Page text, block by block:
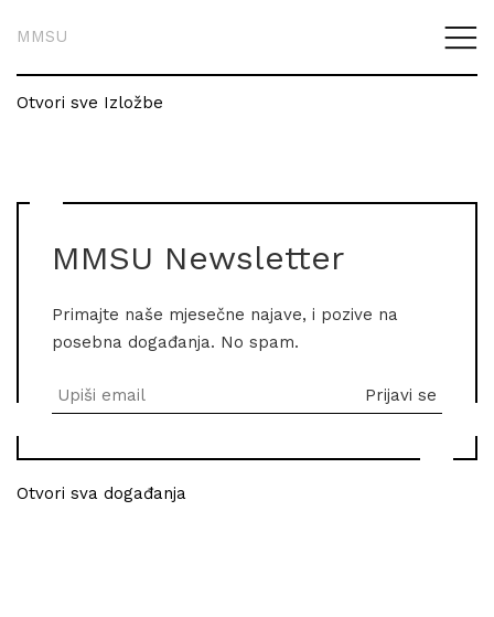
MMSU
Otvori sve Izložbe
MMSU Newsletter
Primajte naše mjesečne najave, i pozive na
posebna događanja. No spam.
Otvori sva događanja